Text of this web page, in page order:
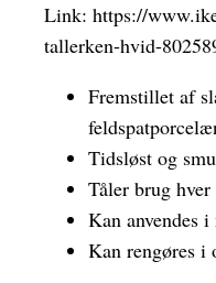
Link: https://
tallerken-hvid-
Fremstillet af
Tidsløst og
Tåler brug
Kan anvendes
Kan rengøres i